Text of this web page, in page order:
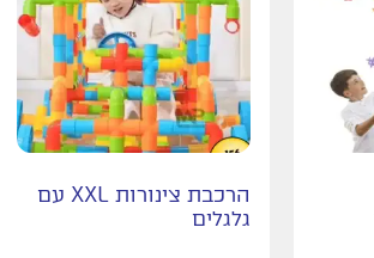
הרכבת צינורות XXL עם
גלגלים